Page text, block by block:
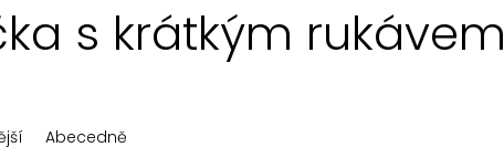
s krátkým rukávem
Abecedně